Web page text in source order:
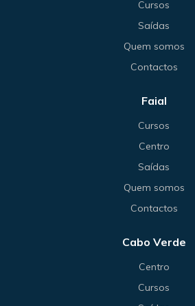
Cursos
Saídas
Quem somos
Contactos
Faial
Cursos
Centro
Saídas
Quem somos
Contactos
Cabo Verde
Centro
Cursos